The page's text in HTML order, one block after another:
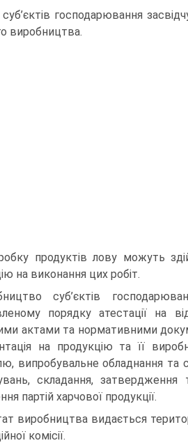
суб’єктів господарювання
виробництва.
продуктів лову можуть
на виконання цих робіт.
суб’єктів
порядку атестації на
актами та нормативними
на продукцію та її
випробувальне обладнання та
складання,
партій харчової продукції.
виробництва видається
комісії.